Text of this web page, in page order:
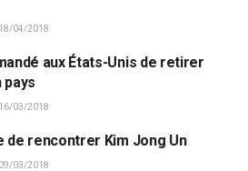
18/04/2018
aux États-Unis de retirer
16/03/2018
de rencontrer Kim Jong Un
09/03/2018